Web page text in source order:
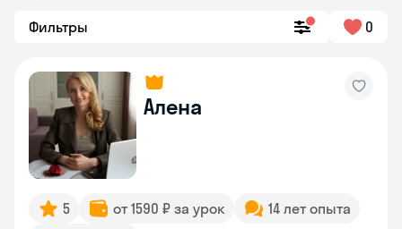
Фильтры 0
Алена
5 от 1590 ₽ за урок
14 лет опыта